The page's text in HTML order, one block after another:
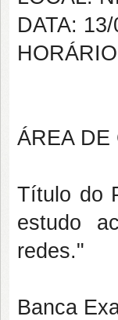
DATA:
ÁREA DE
Título do
estudo
redes."
Banca